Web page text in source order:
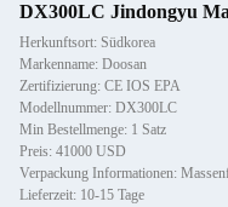
DX300LC Jindongyu
Herkunftsort: Südkorea
Markenname: Doosan
Zertifizierung: CE IOS EPA
Modellnummer: DX300LC
Min Bestellmenge: 1 Satz
Preis: 41000 USD
Verpackung Informationen:
Lieferzeit: 10-15 Tage